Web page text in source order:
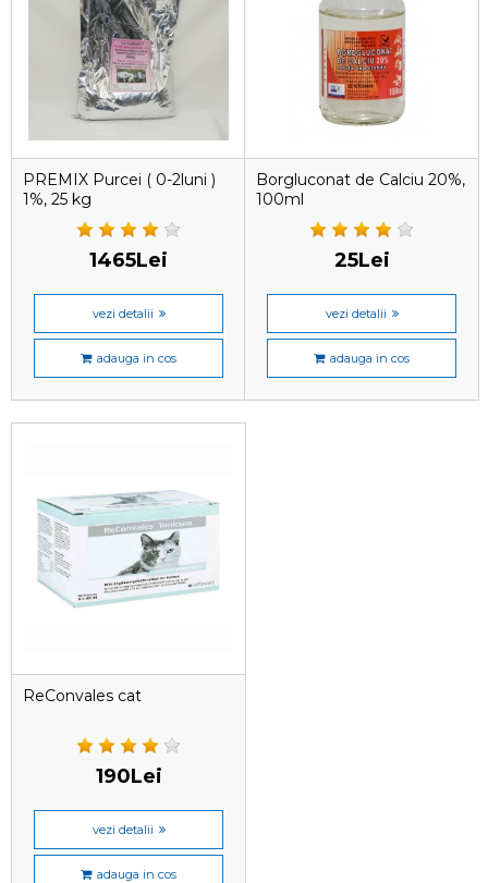
PREMIX Purcei ( 0-2luni )
1%, 25 kg
1465Lei
vezi detalii
adauga in cos
Borgluconat de Calciu 20%,
100ml
25Lei
vezi detalii
adauga in cos
ReConvales cat
190Lei
vezi detalii
adauga in cos